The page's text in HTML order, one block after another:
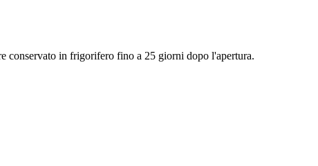
conservato in frigorifero fino a 25 giorni dopo l'apertura.